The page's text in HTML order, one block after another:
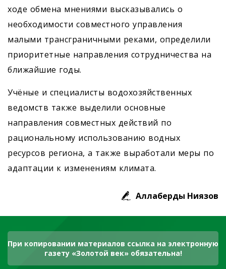
ходе обмена мнениями высказывались о
необходимости совместного управления
малыми трансграничными реками, определили
приоритетные направления сотрудничества на
ближайшие годы.
Учёные и специалисты водохозяйственных
ведомств также выделили основные
направления совместных действий по
рациональному использованию водных
ресурсов региона, а также выработали меры по
адаптации к изменениям климата.
Аллаберды Ниязов
При копировании материалов ссылка на электронную
газету «Золотой век» обязательна!